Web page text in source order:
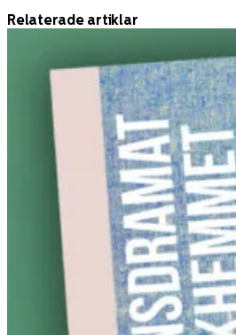
Relaterade artiklar